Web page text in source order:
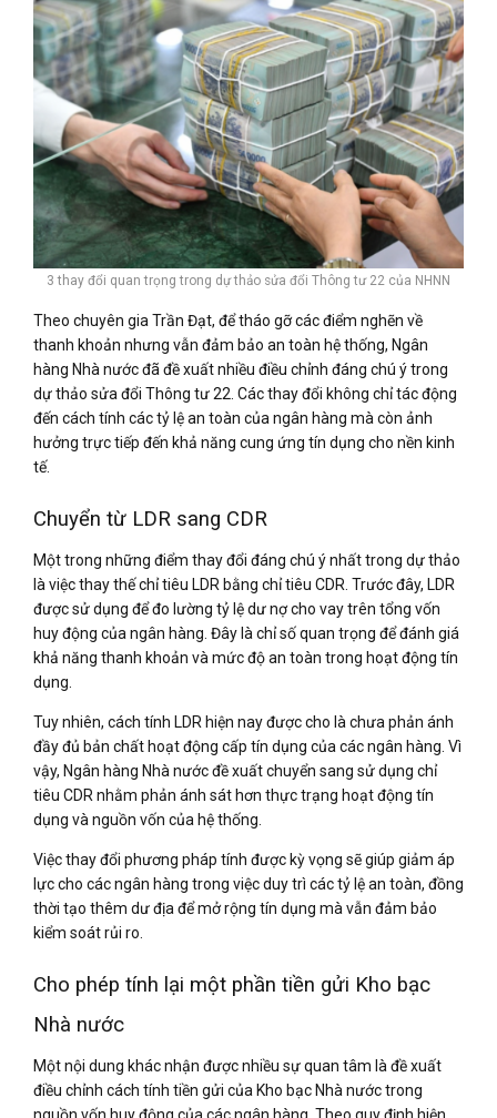
3 thay đổi quan trọng trong dự thảo sửa đổi Thông tư 22 của NHNN
Theo chuyên gia Trần Đạt, để tháo gỡ các điểm nghẽn về
thanh khoản nhưng vẫn đảm bảo an toàn hệ thống, Ngân
hàng Nhà nước đã đề xuất nhiều điều chỉnh đáng chú ý trong
dự thảo sửa đổi Thông tư 22. Các thay đổi không chỉ tác động
đến cách tính các tỷ lệ an toàn của ngân hàng mà còn ảnh
hưởng trực tiếp đến khả năng cung ứng tín dụng cho nền kinh
tế.
Chuyển từ LDR sang CDR
Một trong những điểm thay đổi đáng chú ý nhất trong dự thảo
là việc thay thế chỉ tiêu LDR bằng chỉ tiêu CDR. Trước đây, LDR
được sử dụng để đo lường tỷ lệ dư nợ cho vay trên tổng vốn
huy động của ngân hàng. Đây là chỉ số quan trọng để đánh giá
khả năng thanh khoản và mức độ an toàn trong hoạt động tín
dụng.
Tuy nhiên, cách tính LDR hiện nay được cho là chưa phản ánh
đầy đủ bản chất hoạt động cấp tín dụng của các ngân hàng. Vì
vậy, Ngân hàng Nhà nước đề xuất chuyển sang sử dụng chỉ
tiêu CDR nhằm phản ánh sát hơn thực trạng hoạt động tín
dụng và nguồn vốn của hệ thống.
Việc thay đổi phương pháp tính được kỳ vọng sẽ giúp giảm áp
lực cho các ngân hàng trong việc duy trì các tỷ lệ an toàn, đồng
thời tạo thêm dư địa để mở rộng tín dụng mà vẫn đảm bảo
kiểm soát rủi ro.
Cho phép tính lại một phần tiền gửi Kho bạc
Nhà nước
Một nội dung khác nhận được nhiều sự quan tâm là đề xuất
điều chỉnh cách tính tiền gửi của Kho bạc Nhà nước trong
nguồn vốn huy động của các ngân hàng. Theo quy định hiện